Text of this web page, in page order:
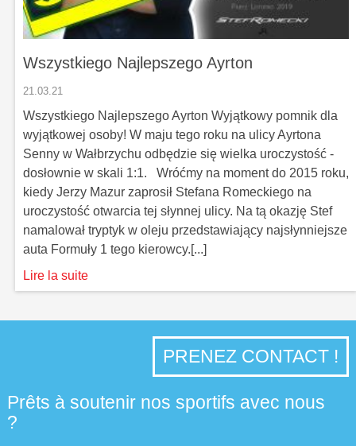
Wszystkiego Najlepszego Ayrton
21.03.21
​Wszystkiego Najlepszego Ayrton Wyjątkowy pomnik dla
wyjątkowej osoby! W maju tego roku na ulicy Ayrtona
Senny w Wałbrzychu odbędzie się wielka uroczystość -
dosłownie w skali 1:1. Wróćmy na moment do 2015 roku,
kiedy Jerzy Mazur zaprosił Stefana Romeckiego na
uroczystość otwarcia tej słynnej ulicy. Na tą okazję Stef
namalował tryptyk w oleju przedstawiający najsłynniejsze
auta Formuły 1 tego kierowcy.[...]
Lire la suite
PRENEZ CONTACT !
Prêts à soutenir nos sportifs avec nous
?